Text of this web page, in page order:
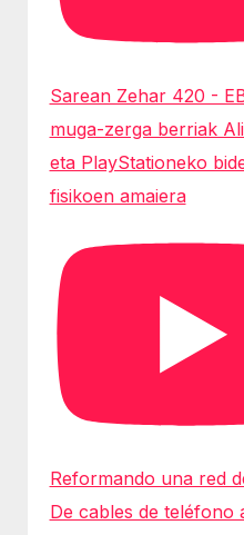
Sarean Zehar 420 -
muga-zerga berriak
eta PlayStationeko
fisikoen amaiera
Reformando una red
De cables de teléfono